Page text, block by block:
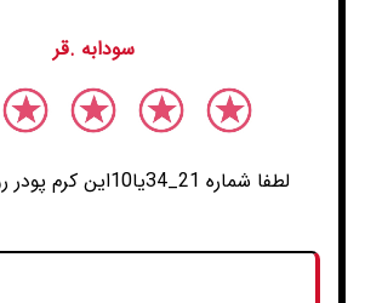
سودابه .قر
لطفا شماره 21_34یا10این کرم پودر رو موجود کنید